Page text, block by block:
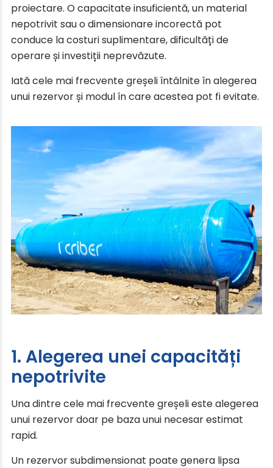
proiectare. O capacitate insuficientă, un material
nepotrivit sau o dimensionare incorectă pot
conduce la costuri suplimentare, dificultăți de
operare și investiții neprevăzute.
Iată cele mai frecvente greșeli întâlnite în alegerea
unui rezervor și modul în care acestea pot fi evitate.
1. Alegerea unei capacități
nepotrivite
Una dintre cele mai frecvente greșeli este alegerea
unui rezervor doar pe baza unui necesar estimat
rapid.
Un rezervor subdimensionat poate genera lipsa